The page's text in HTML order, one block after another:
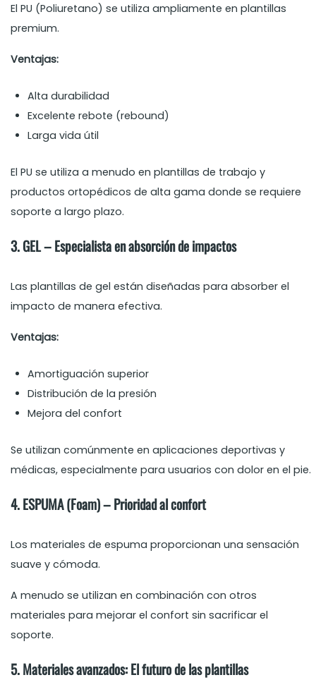
El PU (Poliuretano) se utiliza ampliamente en plantillas
premium.
Ventajas:
Alta durabilidad
Excelente rebote (rebound)
Larga vida útil
El PU se utiliza a menudo en plantillas de trabajo y
productos ortopédicos de alta gama donde se requiere
soporte a largo plazo.
3. GEL – Especialista en absorción de impactos
Las plantillas de gel están diseñadas para absorber el
impacto de manera efectiva.
Ventajas:
Amortiguación superior
Distribución de la presión
Mejora del confort
Se utilizan comúnmente en aplicaciones deportivas y
médicas, especialmente para usuarios con dolor en el pie.
4. ESPUMA (Foam) – Prioridad al confort
Los materiales de espuma proporcionan una sensación
suave y cómoda.
A menudo se utilizan en combinación con otros
materiales para mejorar el confort sin sacrificar el
soporte.
5. Materiales avanzados: El futuro de las plantillas